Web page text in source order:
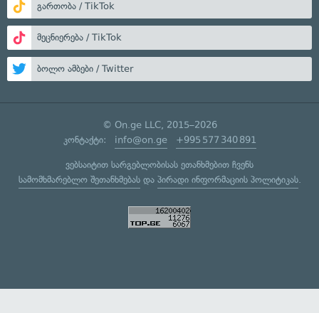
გართობა / TikTok
მეცნიერება / TikTok
ბოლო ამბები / Twitter
© On.ge LLC, 2015–2026
კონტაქტი: info@on.ge +995 577 340 891
ვებსაიტით სარგებლობისას ეთანხმებით ჩვენს
სამომხმარებლო შეთანხმებასდა პირადი ინფორმაციის პოლიტიკას.